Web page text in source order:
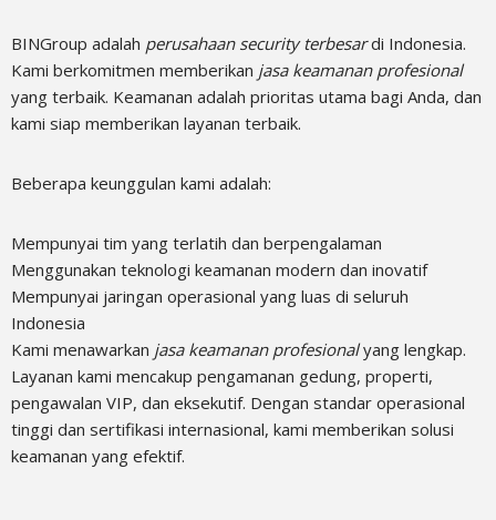
BINGroup adalah perusahaan security terbesardi Indonesia.
Kami berkomitmen memberikan jasa keamanan profesional
yang terbaik. Keamanan adalah prioritas utama bagi Anda, dan
kami siap memberikan layanan terbaik.
Beberapa keunggulan kami adalah:
Mempunyai tim yang terlatih dan berpengalaman
Menggunakan teknologi keamanan modern dan inovatif
Mempunyai jaringan operasional yang luas di seluruh
Indonesia
Kami menawarkan jasa keamanan profesionalyang lengkap.
Layanan kami mencakup pengamanan gedung, properti,
pengawalan VIP, dan eksekutif. Dengan standar operasional
tinggi dan sertifikasi internasional, kami memberikan solusi
keamanan yang efektif.